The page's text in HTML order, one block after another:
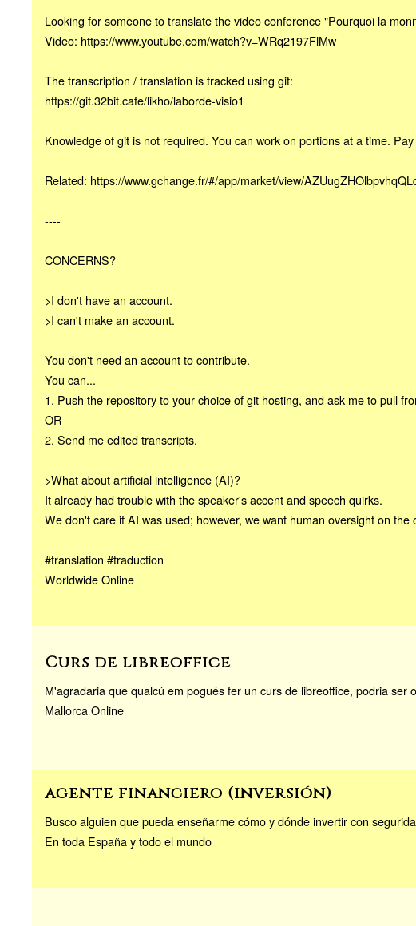
Looking for someone to translate the video conference "Pourquoi la
Video: https://www.youtube.com/watch?v=WRq2197FlMw
The transcription / translation is tracked using git:
https://git.32bit.cafe/likho/laborde-visio1
Knowledge of git is not required. You can work on portions at a time.
Related: https://www.gchange.fr/#/app/market/view/
----
CONCERNS?
>I don't have an account.
>I can't make an account.
You don't need an account to contribute.
You can...
1. Push the repository to your choice of git hosting, and ask me to pull
OR
2. Send me edited transcripts.
>What about artificial intelligence (AI)?
It already had trouble with the speaker's accent and speech quirks.
We don't care if AI was used; however, we want human oversight on the
#translation #traduction
Worldwide Online
Curs de libreoffice
M'agradaria que qualcú em pogués fer un curs de libreoffice, podria ser
Mallorca Online
agente financiero (inversión)
Busco alguien que pueda enseñarme cómo y dónde invertir con
En toda España y todo el mundo